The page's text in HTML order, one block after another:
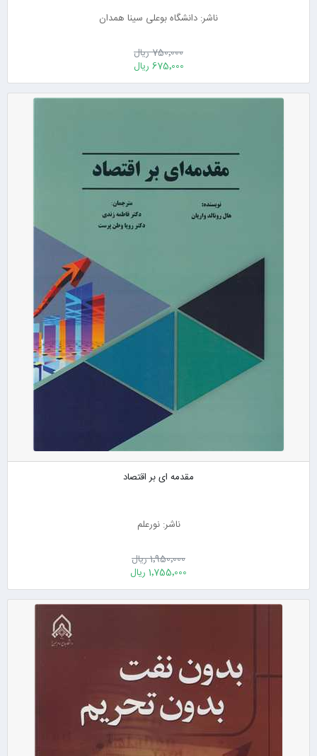
ناشر: دانشگاه بوعلی سینا همدان
750٬000 ریال
675٬000 ریال
مقدمه ای بر اقتصاد
ناشر: نورعلم
1٬950٬000 ریال
1٬755٬000 ریال